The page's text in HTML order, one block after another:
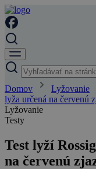
Domov Lyžovanie
lyža určená na červenú
Lyžovanie
Testy
Test lyží
na červenú